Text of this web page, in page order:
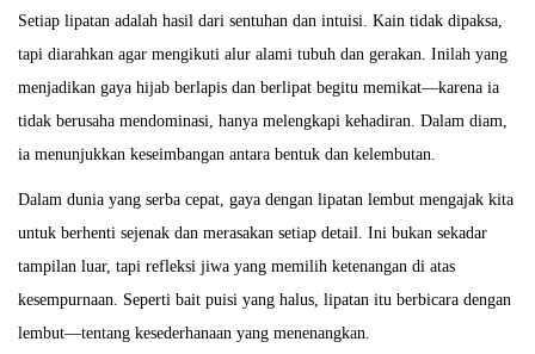
Setiap lipatan adalah hasil dari sentuhan dan intuisi. Kain tidak dipaksa,
tapi diarahkan agar mengikuti alur alami tubuh dan gerakan. Inilah yang
menjadikan gaya hijab berlapis dan berlipat begitu memikat—karena ia
tidak berusaha mendominasi, hanya melengkapi kehadiran. Dalam diam,
ia menunjukkan keseimbangan antara bentuk dan kelembutan.
Dalam dunia yang serba cepat, gaya dengan lipatan lembut mengajak kita
untuk berhenti sejenak dan merasakan setiap detail. Ini bukan sekadar
tampilan luar, tapi refleksi jiwa yang memilih ketenangan di atas
kesempurnaan. Seperti bait puisi yang halus, lipatan itu berbicara dengan
lembut—tentang kesederhanaan yang menenangkan.